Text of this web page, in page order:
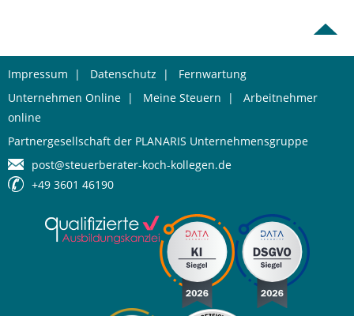
Impressum | Datenschutz | Fernwartung
Unternehmen Online | Meine Steuern | Arbeitnehmer
online
Partnergesellschaft der PLANARIS Unternehmensgruppe
post@steuerberater-koch-kollegen.de
+49 3601 46190